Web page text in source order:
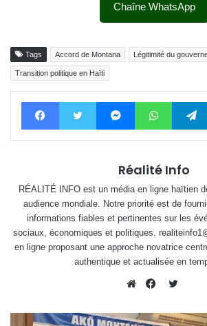
Chaîne WhatsApp
Tags Accord de Montana Légitimité du
Transition politique en Haïti
FacebookTwitter Messenger
Réalité Info
RÉALITÉ INFO est un média en ligne haïtien
audience mondiale. Notre priorité est de
informations fiables et pertinentes sur les
sociaux, économiques et politiques.
en ligne proposant une approche novatrice
authentique et actualisée en